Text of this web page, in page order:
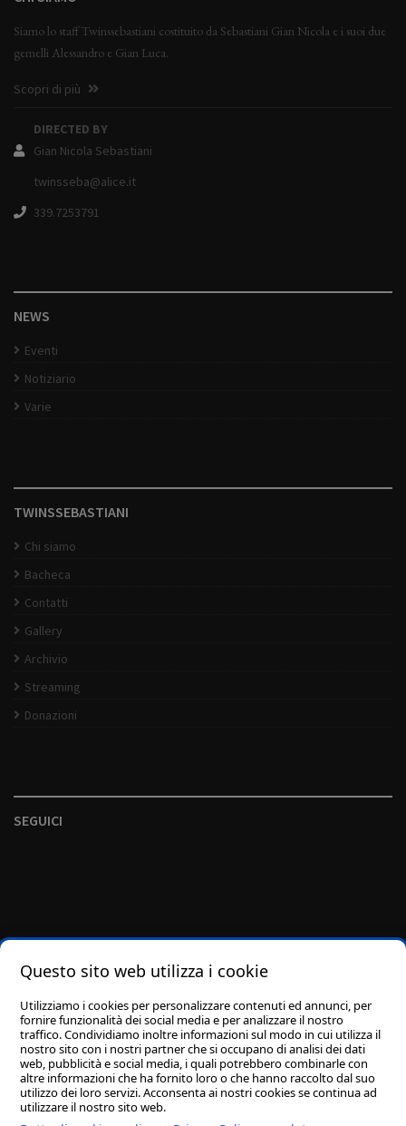
Siamo lo staff Twinssebastiani costituito da Sebastiani Gian Nicola e i suoi due
gemelli Alessandro e Gian Luca.
Scopri di più
DIRECTED BY
Gian Nicola Sebastiani
twinsseba@alice.it
339.7253791
NEWS
Eventi
Notiziario
Varie
TWINSSEBASTIANI
Chi siamo
Bacheca
Contatti
Gallery
Archivio
Streaming
Donazioni
SEGUICI
Questo sito web utilizza i cookie
Utilizziamo i cookies per personalizzare contenuti ed annunci, per
fornire funzionalità dei social media e per analizzare il nostro
traffico. Condividiamo inoltre informazioni sul modo in cui utilizza il
nostro sito con i nostri partner che si occupano di analisi dei dati
web, pubblicità e social media, i quali potrebbero combinarle con
altre informazioni che ha fornito loro o che hanno raccolto dal suo
utilizzo dei loro servizi. Acconsenta ai nostri cookies se continua ad
utilizzare il nostro sito web.